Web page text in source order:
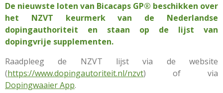
De nieuwste loten van Bicacaps GP® beschikken over
het NZVT keurmerk van de Nederlandse
dopingauthoriteit en staan op de lijst van
dopingvrije supplementen.
Raadpleeg de NZVT lijst via de website
(https://www.dopingautoriteit.nl/nzvt) of via
Dopingwaaier App.